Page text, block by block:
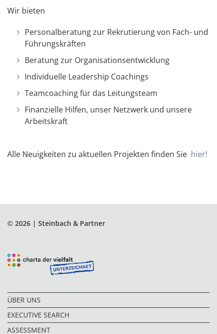
Wir bieten
Personalberatung zur Rekrutierung von Fach- und
Führungskräften
Beratung zur Organisationsentwicklung
Individuelle Leadership Coachings
Teamcoaching für das Leitungsteam
Finanzielle Hilfen, unser Netzwerk und unsere
Arbeitskraft
Alle Neuigkeiten zu aktuellen Projekten finden Sie ​​​​​​ hier!
© 2026 | Steinbach & Partner
ÜBER UNS
EXECUTIVE SEARCH
ASSESSMENT